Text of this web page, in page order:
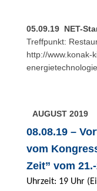
05.09.19 NET-
Treffpunkt:
http://www.konak-
AUGUST 2019
08.08.19 –
vom
Zeit” vom
Uhrzeit: 19 Uhr